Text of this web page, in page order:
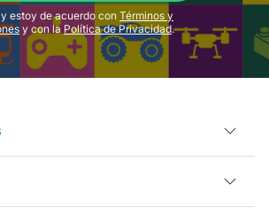
estoy de acuerdo con Términos y
y con la Política de Privacidad.